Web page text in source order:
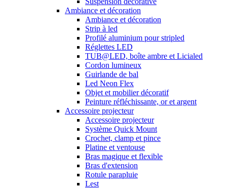
Ambiance et décoration
Ambiance et décoration
Strip à led
Profilé aluminium pour stripled
Réglettes LED
TUB@LED, boîte ambre et Licialed
Cordon lumineux
Guirlande de bal
Led Neon Flex
Objet et mobilier décoratif
Peinture réfléchissante, or et argent
Accessoire projecteur
Accessoire projecteur
Système Quick Mount
Crochet, clamp et pince
Platine et ventouse
Bras magique et flexible
Bras d'extension
Rotule parapluie
Lest